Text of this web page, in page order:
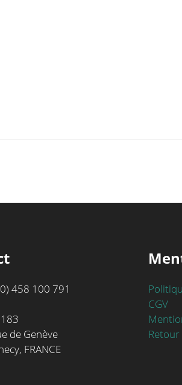
458 100 791
de Genève
FRANCE
CGV